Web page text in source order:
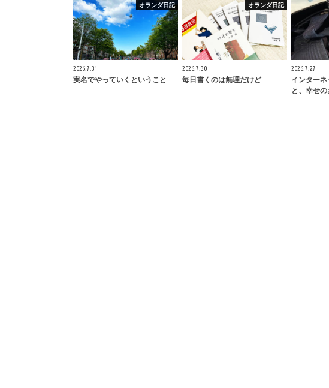
オランダ日記
2026.7.31
実名でやっていくということ
オランダ日記
2026.7.30
毎日書くのは無理だけど
2026.7.27
インター
と、幸せ